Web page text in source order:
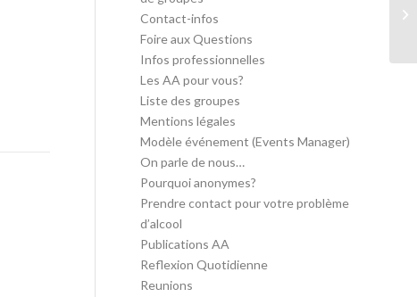
Contact-infos
Foire aux Questions
Infos professionnelles
Les AA pour vous?
Liste des groupes
Mentions légales
Modèle événement (Events Manager)
On parle de nous…
Pourquoi anonymes?
Prendre contact pour votre problème
d’alcool
Publications AA
Reflexion Quotidienne
Reunions